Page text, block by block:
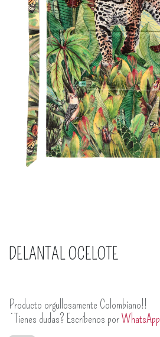
DELANTAL OCELOTE
Producto orgullosamente Colombiano!!
¿Tienes dudas? Escríbenos porWhatsApp